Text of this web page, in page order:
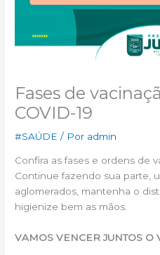
Fases de
COVID-19
#SAÚDE / Por admin
Confira as fases e ordens de
Continue fazendo sua parte,
aglomerados, mantenha o
higienize bem as mãos.
VAMOS VENCER JUNTOS O